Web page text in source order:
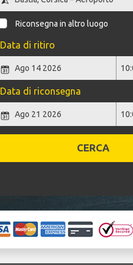
Riconsegna in altro luogo
Data di ritiro
Data di riconsegna
CERCA